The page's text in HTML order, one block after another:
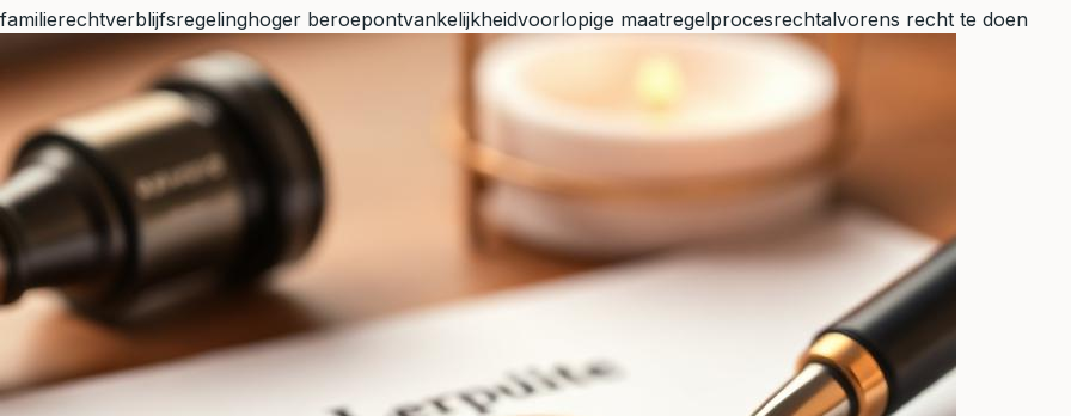
familierechtverblijfsregelinghoger beroepontvankelijkheidvoorlopige maatregelprocesrechtalvorens recht te doen